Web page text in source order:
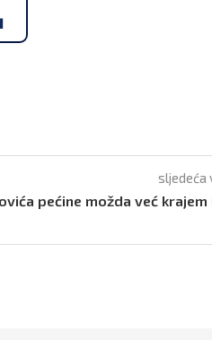
sljedeća
pećine možda već